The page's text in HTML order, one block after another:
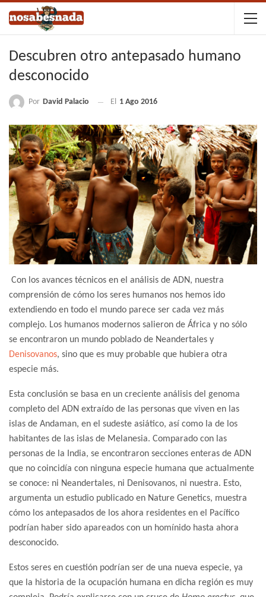
Descubren otro antepasado humano
desconocido
Por David Palacio El 1 Ago 2016
Con los avances técnicos en el análisis de ADN, nuestra
comprensión de cómo los seres humanos nos hemos ido
extendiendo en todo el mundo parece ser cada vez más
complejo. Los humanos modernos salieron de África y no sólo
se encontraron un mundo poblado de Neandertales y
Denisovanos, sino que es muy probable que hubiera otra
especie más.
Esta conclusión se basa en un creciente análisis del genoma
completo del ADN extraído de las personas que viven en las
islas de Andaman, en el sudeste asiático, así como la de los
habitantes de las islas de Melanesia. Comparado con las
personas de la India, se encontraron secciones enteras de ADN
que no coincidía con ninguna especie humana que actualmente
se conoce: ni Neandertales, ni Denisovanos, ni nuestra. Esto,
argumenta un estudio publicado en Nature Genetics, muestra
cómo los antepasados de los ahora residentes en el Pacífico
podrían haber sido apareados con un homínido hasta ahora
desconocido.
Estos seres en cuestión podrían ser de una nueva especie, ya
que la historia de la ocupación humana en dicha región es muy